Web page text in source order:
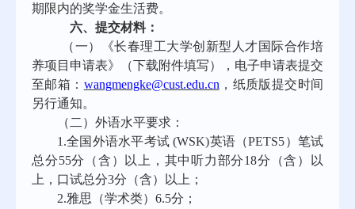
期限内的奖学金生活费。
六、提交材料：
（一）《长春理工大学创新型人才国际合作培
养项目申请表》（下载附件填写），电子申请表提交
至邮箱： wangmengke@cust.edu.cn ，纸质版提交时间
另行通知。
（二）外语水平要求：
1.全国外语水平考试 (WSK)英语（PETS5）笔试
总分55分（含）以上，其中听力部分18分（含）以
上，口试总分3分（含）以上；
2.雅思（学术类）6.5分；